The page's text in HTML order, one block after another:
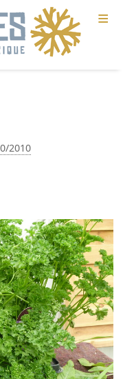
≡
2010